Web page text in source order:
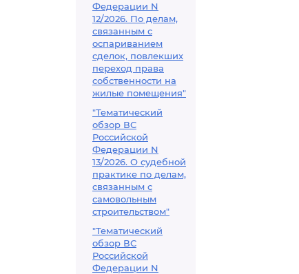
Федерации N
12/2026. По делам,
связанным с
оспариванием
сделок, повлекших
переход права
собственности на
жилые помещения"
"Тематический
обзор ВС
Российской
Федерации N
13/2026. О судебной
практике по делам,
связанным с
самовольным
строительством"
"Тематический
обзор ВС
Российской
Федерации N